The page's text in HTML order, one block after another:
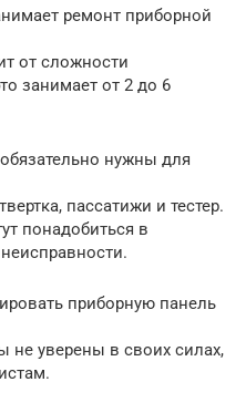
ремонт приборной
от сложности
занимает от 2 до 6
нужны для
пассатижи и тестер.
понадобиться в
приборную панель
уверены в своих силах,